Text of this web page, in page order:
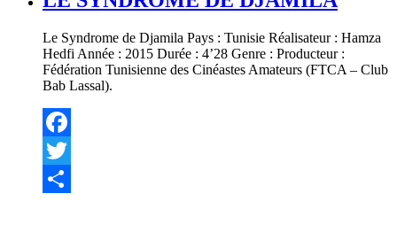
Le Syndrome de Djamila Pays : Tunisie Réalisateur : Hamza
Hedfi Année : 2015 Durée : 4’28 Genre : Producteur :
Fédération Tunisienne des Cinéastes Amateurs (FTCA – Club
Bab Lassal).
Facebook
Twitter